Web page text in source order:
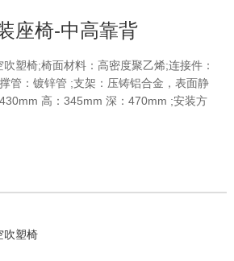
座椅-中高靠背
塑椅;椅面材料：高密度聚乙烯;连接件：
管：镀锌管 ;支架：压铸铝合金，表面静
高：345mm 深：470mm ;安装方
吹塑椅